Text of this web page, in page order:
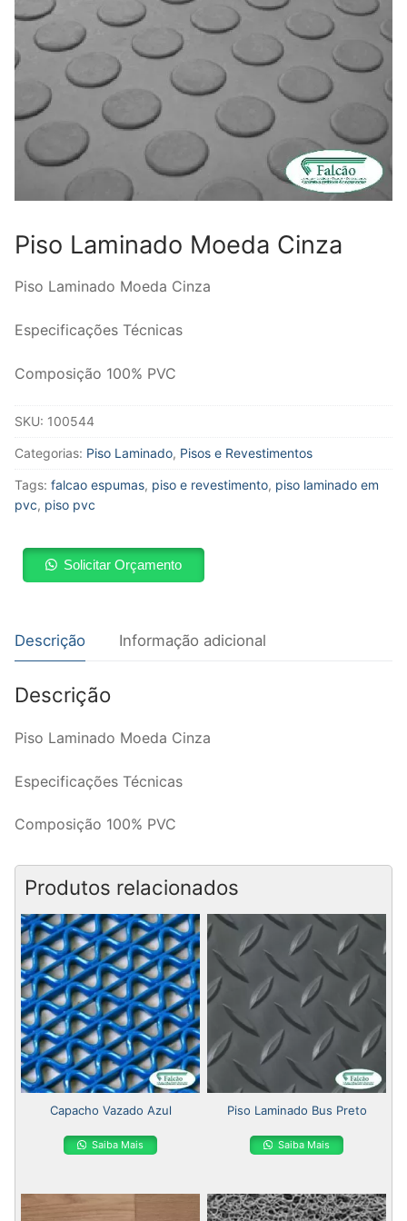
Piso Laminado Moeda Cinza
Piso Laminado Moeda Cinza
Especificações Técnicas
Composição 100% PVC
SKU: 100544
Categorias: Piso Laminado, Pisos e Revestimentos
Tags: falcao espumas, piso e revestimento, piso laminado em
pvc, piso pvc
Solicitar Orçamento
Descrição Informação adicional
Descrição
Piso Laminado Moeda Cinza
Especificações Técnicas
Composição 100% PVC
Produtos relacionados
Capacho Vazado Azul
Saiba Mais
Piso Laminado Bus Preto
Saiba Mais